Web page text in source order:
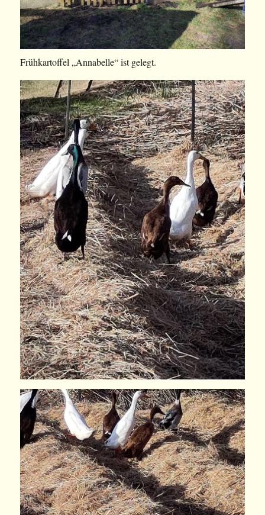
Frühkartoffel „Annabelle“ ist gelegt.